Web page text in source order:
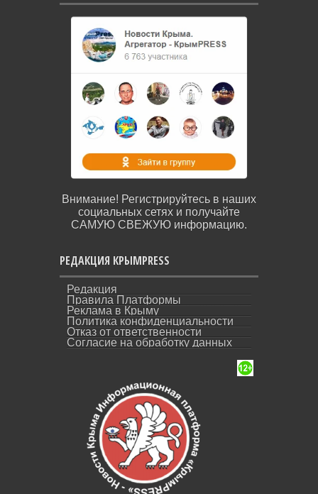
Внимание! Регистрируйтесь в наших
социальных сетях и получайте
САМУЮ СВЕЖУЮ информацию.
РЕДАКЦИЯ КРЫМPRESS
Редакция
Правила Платформы
Реклама в Крыму
Политика конфиденциальности
Отказ от ответственности
Согласие на обработку данных